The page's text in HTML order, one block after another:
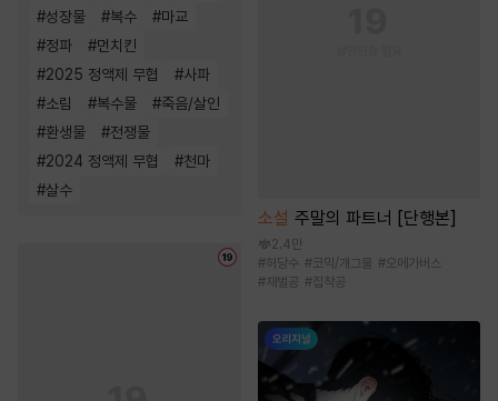
#성장물 #복수 #마교
#정파 #먼치킨
#2025 정액제 무협 #사파
#소림 #복수물 #죽음/살인
#환생물 #전쟁물
#2024 정액제 무협 #천마
#살수
소설 주말의 파트너 [단행본]
2.4만
#허당수 #코믹/개그물 #오메가버스
#재벌공 #집착공